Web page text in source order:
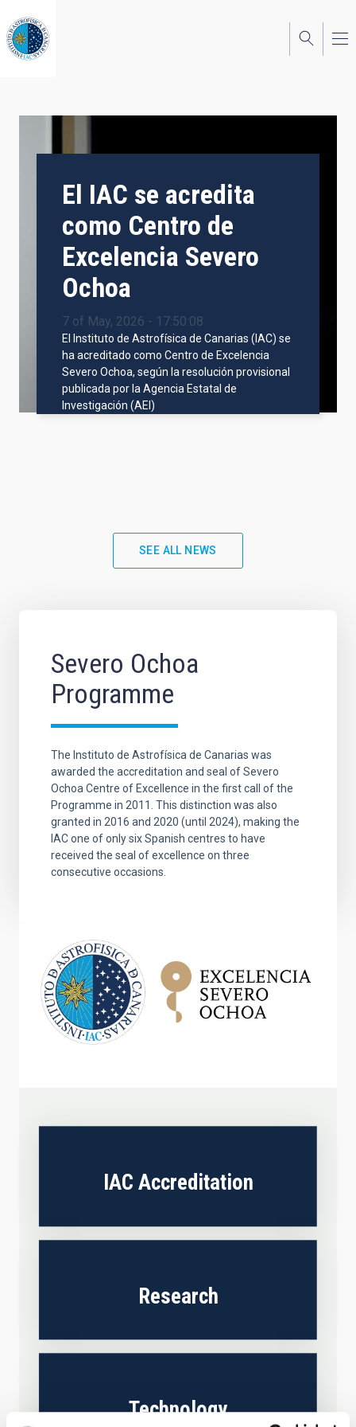
to
main
content
El IAC se acredita
como Centro de
Excelencia Severo
Ochoa
7 of May, 2026 - 17:50:08
El Instituto de Astrofísica de Canarias (IAC) se
ha acreditado como Centro de Excelencia
Severo Ochoa, según la resolución provisional
publicada por la Agencia Estatal de
Investigación (AEI)
SEE ALL NEWS
Severo Ochoa
Programme
The Instituto de Astrofísica de Canarias was
awarded the accreditation and seal of Severo
Ochoa Centre of Excellence in the first call of the
Programme in 2011. This distinction was also
granted in 2016 and 2020 (until 2024), making the
IAC one of only six Spanish centres to have
received the seal of excellence on three
consecutive occasions.
IAC Accreditation
Research
Technology